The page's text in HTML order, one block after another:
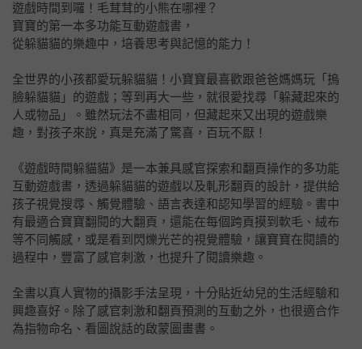
遊戲時間到囉！毛茸茸的小熊在哪裡？
寶寶的第一本多功能互動遊戲書，
從躲貓貓的樂趣中，培養思考與記憶的能力！
全世界的小孩都愛玩躲貓貓！小寶寶最喜歡跟爸爸媽媽玩「摀
臉躲貓貓」的遊戲；等到再大一些，就很愛找尋「躲藏起來的
人或物品」。雖然玩法不盡相同，但藏起來又出現的遊戲樂
趣，對孩子來說，真是充滿了驚喜，百玩不厭！
《遊戲時間躲貓貓》是一本兼具感官探索和翻頁操作的多功能
互動遊戲書，透過躲貓貓的遊戲以及軋形翻頁的設計，提供給
孩子視覺搜尋、觸覺體驗、語言表達和認知學習的經驗。書中
有最適合寶寶翻閱的大翻頁，還能在每個跨頁摸到軟毛、絨布
等不同觸感，或是看到閃爍光芒的視覺體驗，讓寶寶在閱讀的
過程中，豐富了感官刺激，也提升了閱讀樂趣。
全書以真人實物的攝影手法呈現，十分貼近幼兒的生活經驗和
興趣喜好。除了感官刺激和翻頁預測的互動之外，也很適合作
為指物命名、看圖說話的啟蒙圖畫書。